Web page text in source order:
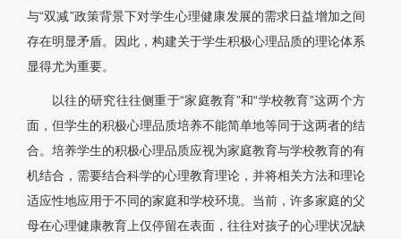
与“双减”政策背景下对学生心理健康发展的需求日益增加之间
存在明显矛盾。因此，构建关于学生积极心理品质的理论体系
显得尤为重要。
以往的研究往往侧重于“家庭教育”和“学校教育”这两个方
面，但学生的积极心理品质培养不能简单地等同于这两者的结
合。培养学生的积极心理品质应视为家庭教育与学校教育的有
机结合，需要结合科学的心理教育理论，并将相关方法和理论
适应性地应用于不同的家庭和学校环境。当前，许多家庭的父
母在心理健康教育上仅停留在表面，往往对孩子的心理状况缺